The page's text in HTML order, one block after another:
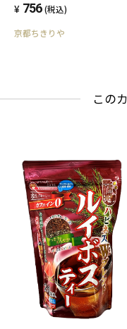
756 (税込)
京都ちきりや
この